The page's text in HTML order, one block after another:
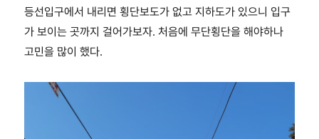
등선입구에서 내리면 횡단보도가 없고 지하도가 있으니 입구
가 보이는 곳까지 걸어가보자. 처음에 무단횡단을 해야하나
고민을 많이 했다.